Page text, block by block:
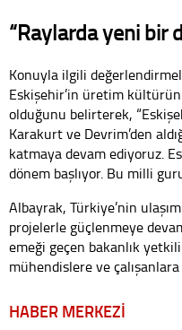
“Raylarda yeni bir
Konuyla ilgili
Eskişehir’in üretim
olduğunu belirterek,
Karakurt ve Devrim’den
katmaya devam ediyoruz.
dönem başlıyor. Bu milli
Albayrak, Türkiye’nin
projelerle güçlenmeye
emeği geçen bakanlık
mühendislere ve
HABER MERKEZİ